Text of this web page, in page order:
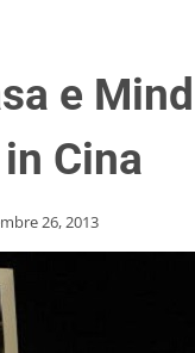
e
Cina
26, 2013